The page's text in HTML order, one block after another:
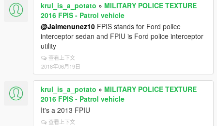
krul_is_a_potato » MILITARY POLICE TEXTURE
2016 FPIS - Patrol vehicle
@Jaimenunez10 FPIS stands for Ford police
interceptor sedan and FPIU is Ford police interceptor
utility
查看上下文
2018年06月19日
krul_is_a_potato » MILITARY POLICE TEXTURE
2016 FPIS - Patrol vehicle
It's a 2013 FPIU
查看上下文